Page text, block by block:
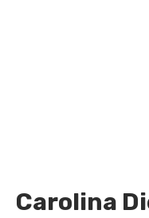
Carolina